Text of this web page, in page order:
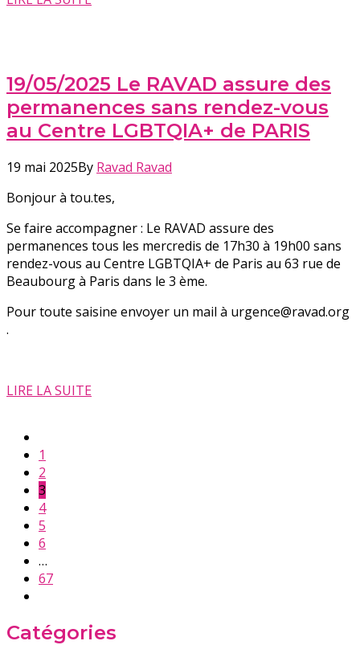
19/05/2025 Le RAVAD assure des
permanences sans rendez-vous
au Centre LGBTQIA+ de PARIS
19 mai 2025By Ravad Ravad
Bonjour à tou.tes,
Se faire accompagner : Le RAVAD assure des
permanences tous les mercredis de 17h30 à 19h00 sans
rendez-vous au Centre LGBTQIA+ de Paris au 63 rue de
Beaubourg à Paris dans le 3 ème.
Pour toute saisine envoyer un mail à urgence@ravad.org
.
LIRE LA SUITE
1
2
3
4
5
6
…
67
Catégories